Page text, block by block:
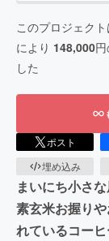
このプロジェクト
により 148,000
した
ポスト
埋め込み
まいにち小さ
素玄米お握り
れているコー